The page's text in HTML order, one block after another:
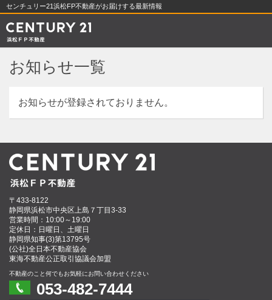
センチュリー21浜松FP不動産がお届けする最新情報
お知らせ一覧
お知らせが登録されておりません。
〒433-8122
静岡県浜松市中央区上島７丁目3-33
営業時間：10:00～19:00
定休日：日曜日、土曜日
静岡県知事(3)第13795号
(公社)全日本不動産協会
東海不動産公正取引協議会加盟
不動産のこと何でもお気軽にお問い合わせください
053-482-7444